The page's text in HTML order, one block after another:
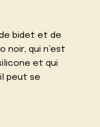
bidet et de
noir, qui n’est
et qui
peut se